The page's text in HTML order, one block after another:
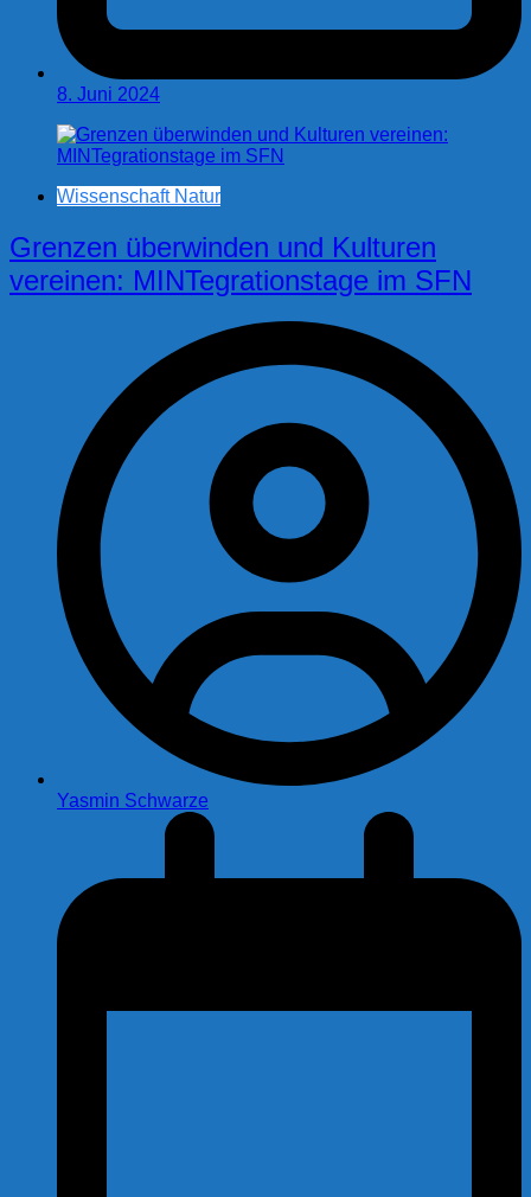
8. Juni 2024
Wissenschaft Natur
Grenzen überwinden und Kulturen
vereinen: MINTegrationstage im SFN
Yasmin Schwarze